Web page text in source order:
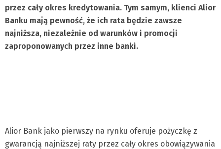
przez cały okres kredytowania. Tym samym, klienci Alior
Banku mają pewność, że ich rata będzie zawsze
najniższa, niezależnie od warunków i promocji
zaproponowanych przez inne banki.
Alior Bank jako pierwszy na rynku oferuje pożyczkę z
gwarancją najniższej raty przez cały okres obowiązywania